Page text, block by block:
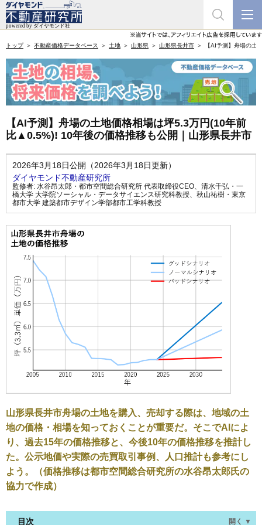
トップ 不動産価格データベース 土地 山形県 山形県長井市 【AI予測】舟場の
【AI予測】舟場の土地価格相場は坪5.3万円(10年前
比▲0.5%)! 10年後の価格推移も公開｜山形県長井市
2026年3月18日公開（2026年3月18日更新）
ダイヤモンド不動産研究所
監修者: 水谷昂太郎・都市空間総合研究所 代表取締役CEO、 清水千弘・一
橋大学 大学院ソーシャル・データサイエンス研究科教授、 秋山祐樹・東京
都市大学 建築都市デザイン学部都市工学科教授
山形県長井市舟場の土地を購入、売却する際は、地域の土
地の価格・相場を知っておくことが重要だ。そこでAIによ
り、過去15年の価格推移と、今後10年の価格推移を推計し
た。公示地価や実際の売買取引事例、人口推計も参考にし
よう。（価格推移は都市空間総合研究所の水谷昂太郎氏の
協力で作成）
目次 開く ▼